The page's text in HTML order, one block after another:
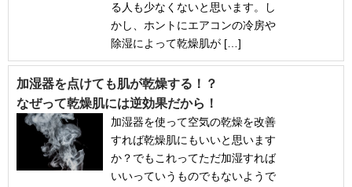
る人も少なくないと思います。し
かし、ホントにエアコンの冷房や
除湿によって乾燥肌が […]
加湿器を点けても肌が乾燥する！？
なぜって乾燥肌には逆効果だから！
加湿器を使って空気の乾燥を改善
すれば乾燥肌にもいいと思います
か？でもこれってただ加湿すれば
いいっていうものでもないようで